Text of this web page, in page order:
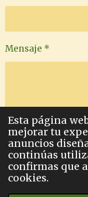
Esta página
mejorar tu
anuncios
continúas
confirmas que
cookies.
Mensaje *
Enviar
© 2023 - 2026